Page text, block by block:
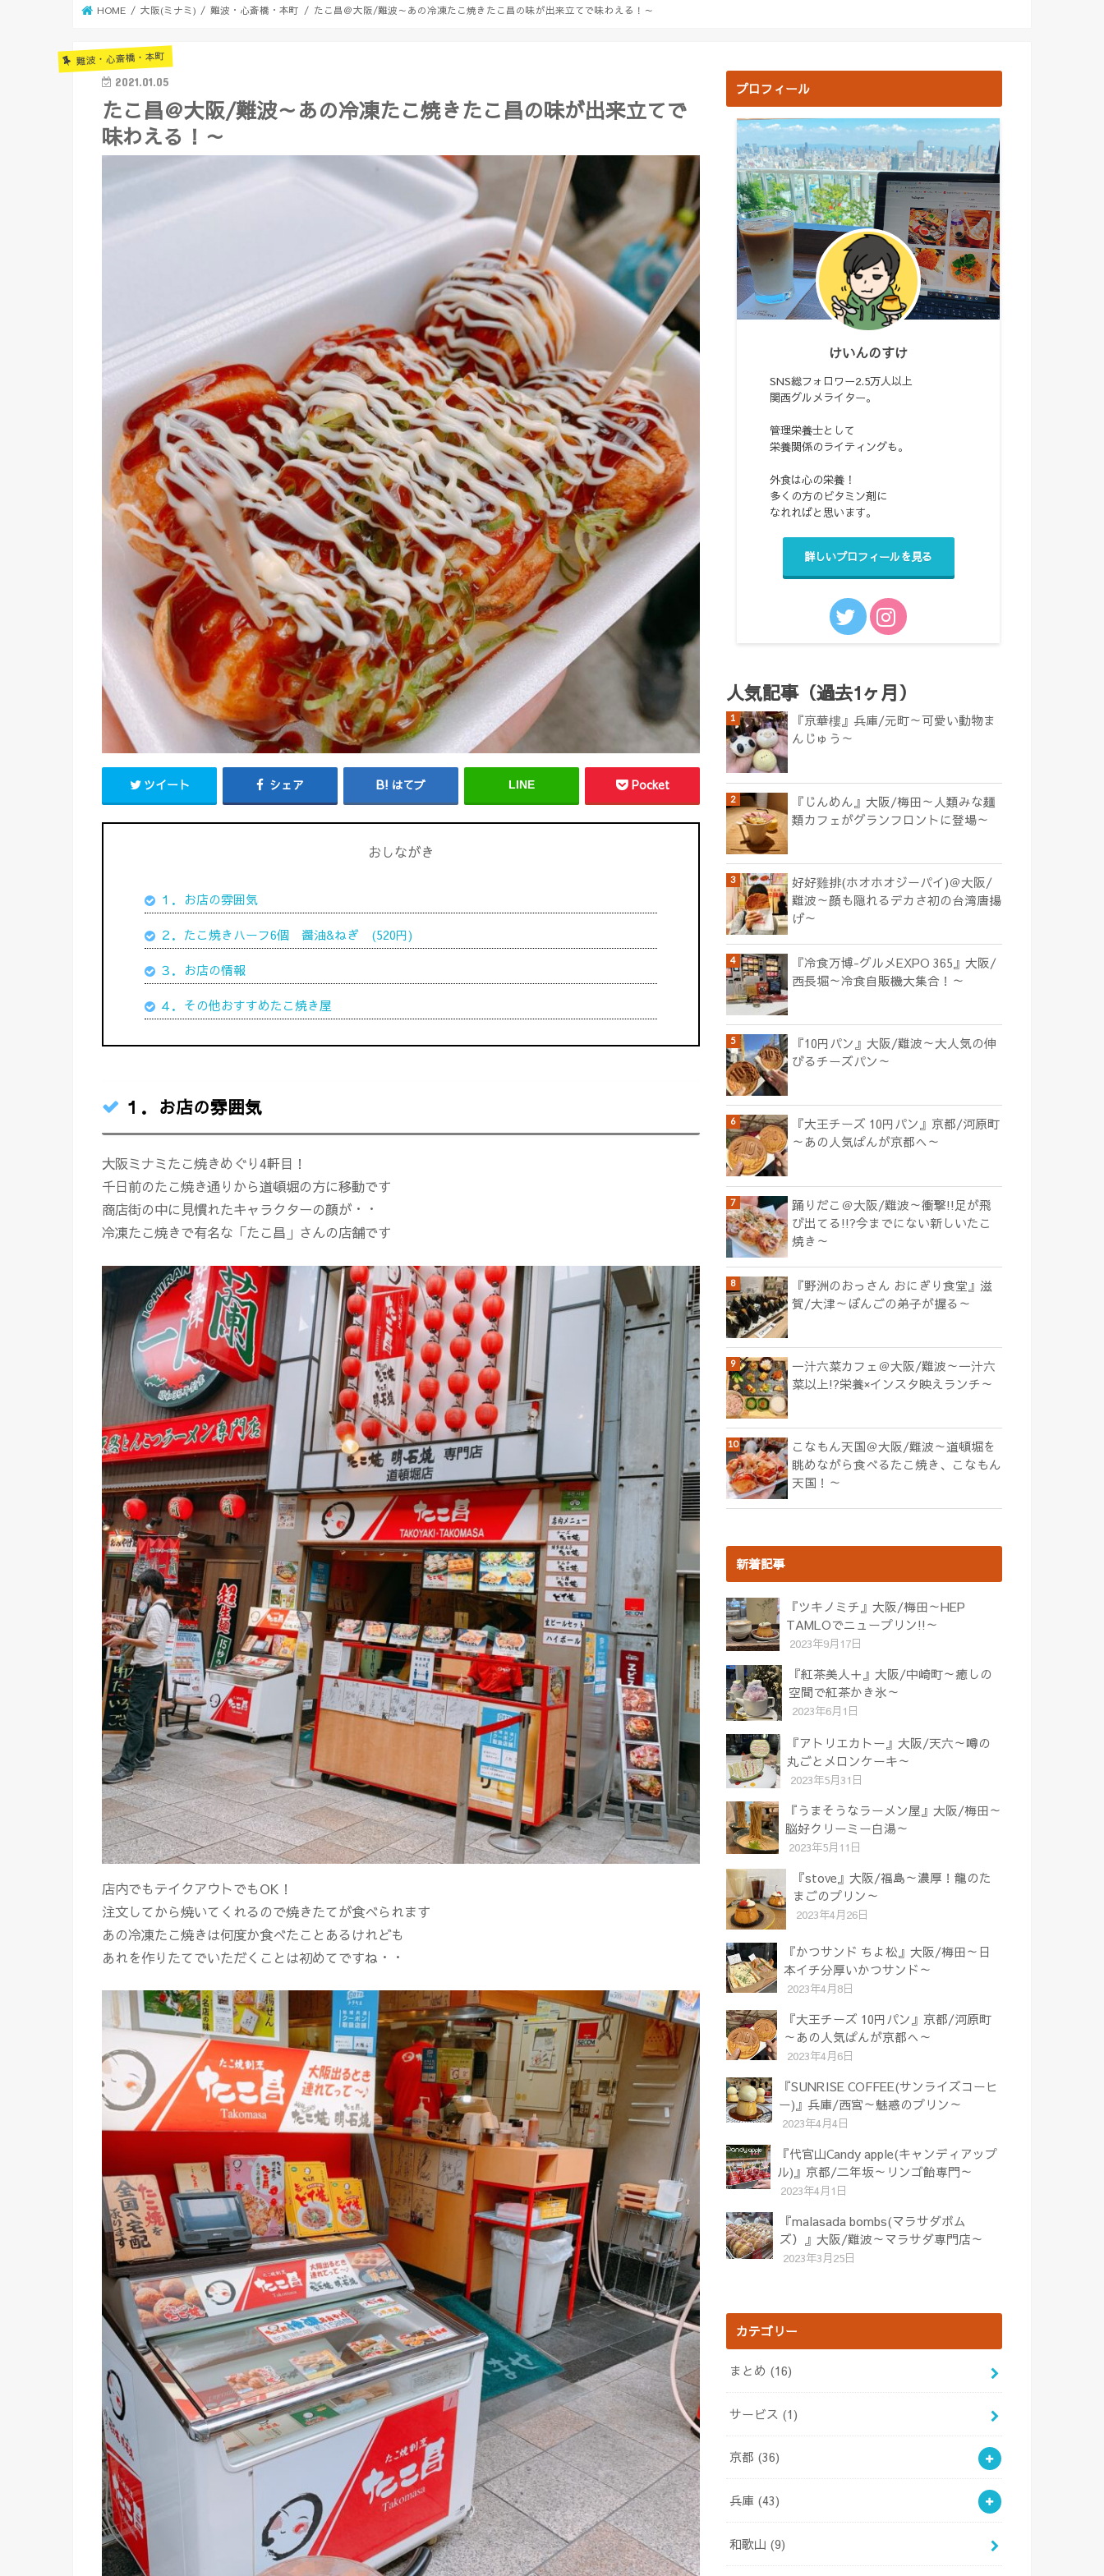
HOME 大阪(ミナミ) 難波・心斎橋・本町 たこ昌＠大阪/難波～あの冷凍たこ焼きたこ昌の味が出来立てで味わえる！～
難波・心斎橋・本町
2021.01.05
たこ昌＠大阪/難波～あの冷凍たこ焼きたこ昌の味が出来立てで
味わえる！～
ツイート シェア はてブ LINE Pocket
おしながき
１．お店の雰囲気
２．たこ焼きハーフ6個 醤油&ねぎ (520円)
３．お店の情報
４．その他おすすめたこ焼き屋
１．お店の雰囲気
大阪ミナミたこ焼きめぐり4軒目！
千日前のたこ焼き通りから道頓堀の方に移動です
商店街の中に見慣れたキャラクターの顔が・・
冷凍たこ焼きで有名な「たこ昌」さんの店舗です
店内でもテイクアウトでもOK！
注文してから焼いてくれるので焼きたてが食べられます
あの冷凍たこ焼きは何度か食べたことあるけれども
あれを作りたてでいただくことは初めてですね・・
プロフィール
けいんのすけ
SNS総フォロワー2.5万人以上
関西グルメライター。
管理栄養士として
栄養関係のライティングも。
外食は心の栄養！
多くの方のビタミン剤に
なれればと思います。
詳しいプロフィールを見る
人気記事（過去1ヶ月）
『京華樓』兵庫/元町～可愛い動物ま
んじゅう～
『じんめん』大阪/梅田～人類みな麺
類カフェがグランフロントに登場～
好好雞排(ホオホオジーパイ)＠大阪/
難波～顔も隠れるデカさ初の台湾唐揚
げ～
『冷食万博-グルメEXPO 365』大阪/
西長堀～冷食自販機大集合！～
『10円パン』大阪/難波～大人気の伸
びるチーズパン～
『大王チーズ 10円パン』京都/河原町
～あの人気ぱんが京都へ～
踊りだこ＠大阪/難波～衝撃!!足が飛
び出てる!!?今までにない新しいたこ
焼き～
『野洲のおっさん おにぎり食堂』滋
賀/大津～ぼんごの弟子が握る～
一汁六菜カフェ＠大阪/難波～一汁六
菜以上!?栄養×インスタ映えランチ～
こなもん天国＠大阪/難波～道頓堀を
眺めながら食べるたこ焼き、こなもん
天国！～
新着記事
『ツキノミチ』大阪/梅田～HEP
TAMLOでニュープリン!!～
2023年9月17日
『紅茶美人＋』大阪/中崎町～癒しの
空間で紅茶かき氷～
2023年6月1日
『アトリエカトー』大阪/天六～噂の
丸ごとメロンケーキ～
2023年5月31日
『うまそうなラーメン屋』大阪/梅田～
脳好クリーミー白湯～
2023年5月11日
『stove』大阪/福島～濃厚！龍のた
まごのプリン～
2023年4月26日
『かつサンド ちよ松』大阪/梅田～日
本イチ分厚いかつサンド～
2023年4月8日
『大王チーズ 10円パン』京都/河原町
～あの人気ぱんが京都へ～
2023年4月6日
『SUNRISE COFFEE(サンライズコーヒ
ー)』兵庫/西宮～魅惑のプリン～
2023年4月4日
『代官山Candy apple(キャンディアップ
ル)』京都/二年坂～リンゴ飴専門～
2023年4月1日
『malasada bombs(マラサダボム
ズ）』大阪/難波～マラサダ専門店～
2023年3月25日
カテゴリー
まとめ (16)
サービス (1)
京都 (36)
兵庫 (43)
和歌山 (9)